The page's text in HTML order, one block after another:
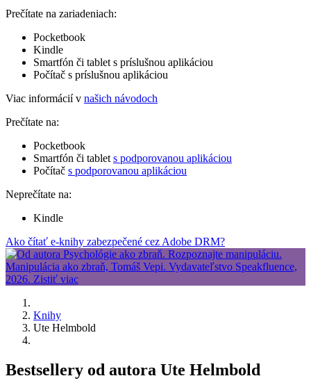
Prečítate na zariadeniach:
Pocketbook
Kindle
Smartfón či tablet s príslušnou aplikáciou
Počítač s príslušnou aplikáciou
Viac informácií v našich návodoch
Prečítate na:
Pocketbook
Smartfón či tablet s podporovanou aplikáciou
Počítač s podporovanou aplikáciou
Neprečítate na:
Kindle
Ako čítať e-knihy zabezpečené cez Adobe DRM?
Knihy
Ute Helmbold
Bestsellery od autora Ute Helmbold